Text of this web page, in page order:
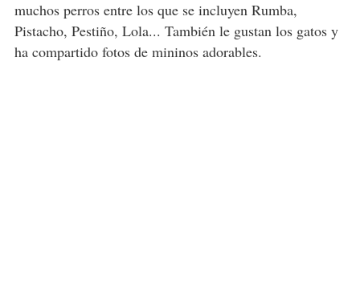
muchos perros entre los que se incluyen Rumba,
Pistacho, Pestiño, Lola... También le gustan los gatos y
ha compartido fotos de mininos adorables.